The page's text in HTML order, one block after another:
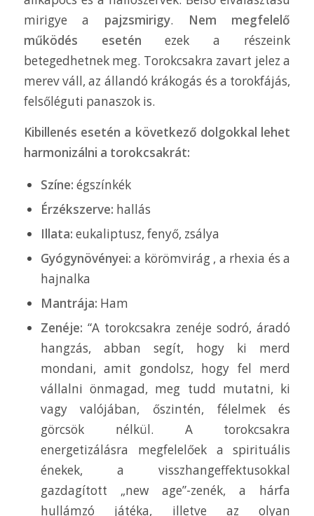
mirigye a pajzsmirigy. Nem megfelelő
működés esetén ezek a részeink
betegedhetnek meg. Torokcsakra zavart jelez a
merev váll, az állandó krákogás és a torokfájás,
felsőléguti panaszok is.
Kibillenés esetén a következő dolgokkal lehet
harmonizálni a torokcsakrát:
Színe: égszínkék
Érzékszerve: hallás
Illata: eukaliptusz, fenyő, zsálya
Gyógynövényei: a körömvirág , a rhexia és a
hajnalka
Mantrája: Ham
Zenéje: “A torokcsakra zenéje sodró, áradó
hangzás, abban segít, hogy ki merd
mondani, amit gondolsz, hogy fel merd
vállalni önmagad, meg tudd mutatni, ki
vagy valójában, őszintén, félelmek és
görcsök nélkül. A torokcsakra
energetizálásra megfelelőek a spirituális
énekek, a visszhangeffektusokkal
gazdagított „new age”-zenék, a hárfa
hullámzó játéka, illetve az olyan